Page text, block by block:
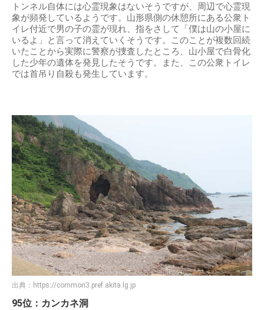
トンネル自体には心霊現象はないそうですが、周辺で心霊現
象が頻発しているようです。山形県側の休憩所にある公衆ト
イレ付近で男の子の霊が現れ、指をさして「僕は山の小屋に
いるよ」と言って消えていくそうです。このことが複数回続
いたことから実際に警察が捜査したところ、山小屋で白骨化
した少年の遺体を発見したそうです。また、この公衆トイレ
では首吊り自殺も発生しています。
出典： https://common3.pref.akita.lg.jp
95位：カンカネ洞